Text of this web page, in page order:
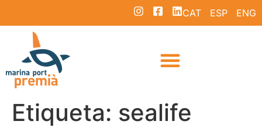
CAT ESP ENG
Etiqueta: sealife